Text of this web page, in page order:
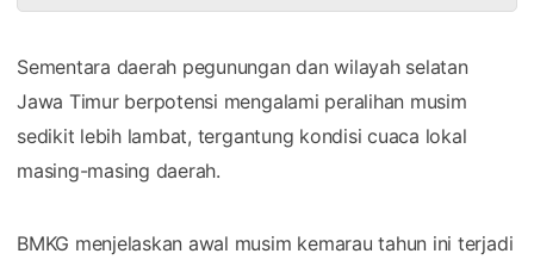
Sementara daerah pegunungan dan wilayah selatan
Jawa Timur berpotensi mengalami peralihan musim
sedikit lebih lambat, tergantung kondisi cuaca lokal
masing-masing daerah.
BMKG menjelaskan awal musim kemarau tahun ini terjadi